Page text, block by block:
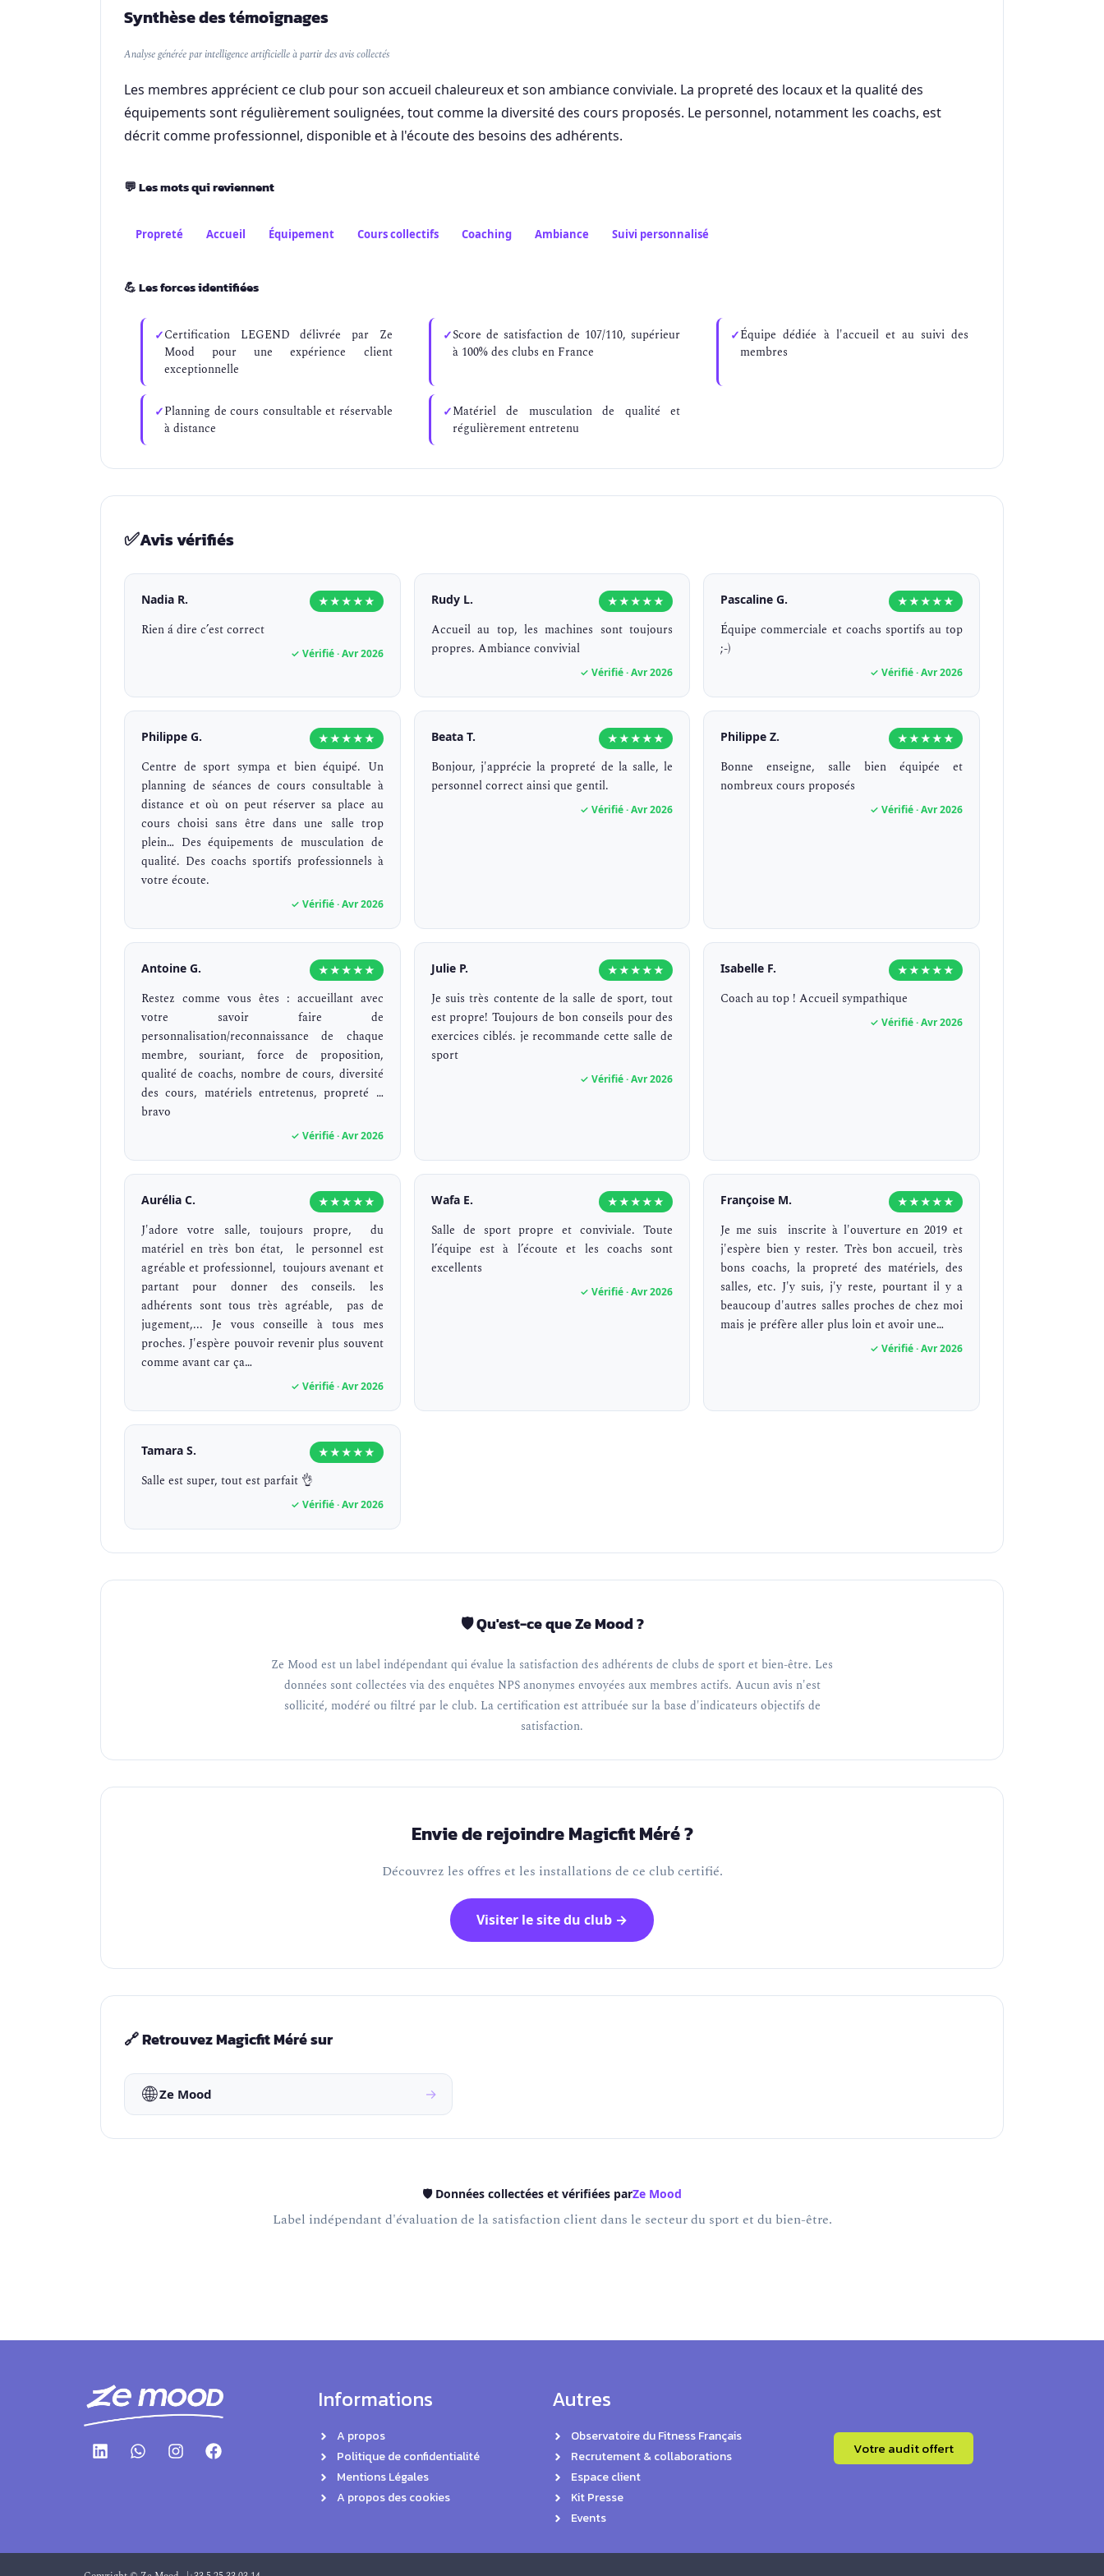
Synthèse des témoignages
Analyse générée par intelligence artificielle à partir des avis collectés
Les membres apprécient ce club pour son accueil chaleureux et son ambiance conviviale. La propreté des locaux et la qualité des
équipements sont régulièrement soulignées, tout comme la diversité des cours proposés. Le personnel, notamment les coachs, est
décrit comme professionnel, disponible et à l'écoute des besoins des adhérents.
💬Les mots qui reviennent
Propreté Accueil Équipement Cours collectifs Coaching Ambiance Suivi personnalisé
💪Les forces identifiées
Certification LEGEND délivrée par Ze
Mood pour une expérience client
exceptionnelle
Score de satisfaction de 107/110, supérieur
à 100% des clubs en France
Équipe dédiée à l'accueil et au suivi des
membres
Planning de cours consultable et réservable
à distance
Matériel de musculation de qualité et
régulièrement entretenu
✅Avis vérifiés
Nadia R. ★★★★★
Rien á dire c’est correct
✓ Vérifié · Avr 2026
Rudy L. ★★★★★
Accueil au top, les machines sont toujours
propres. Ambiance convivial
✓ Vérifié · Avr 2026
Pascaline G. ★★★★★
Équipe commerciale et coachs sportifs au top
;-)
✓ Vérifié · Avr 2026
Philippe G. ★★★★★
Centre de sport sympa et bien équipé. Un
planning de séances de cours consultable à
distance et où on peut réserver sa place au
cours choisi sans être dans une salle trop
plein… Des équipements de musculation de
qualité. Des coachs sportifs professionnels à
votre écoute.
✓ Vérifié · Avr 2026
Beata T. ★★★★★
Bonjour, j'apprécie la propreté de la salle, le
personnel correct ainsi que gentil.
✓ Vérifié · Avr 2026
Philippe Z. ★★★★★
Bonne enseigne, salle bien équipée et
nombreux cours proposés
✓ Vérifié · Avr 2026
Antoine G. ★★★★★
Restez comme vous êtes : accueillant avec
votre savoir faire de
personnalisation/reconnaissance de chaque
membre, souriant, force de proposition,
qualité de coachs, nombre de cours, diversité
des cours, matériels entretenus, propreté …
bravo
✓ Vérifié · Avr 2026
Julie P. ★★★★★
Je suis très contente de la salle de sport, tout
est propre! Toujours de bon conseils pour des
exercices ciblés. je recommande cette salle de
sport
✓ Vérifié · Avr 2026
Isabelle F. ★★★★★
Coach au top ! Accueil sympathique
✓ Vérifié · Avr 2026
Aurélia C. ★★★★★
J'adore votre salle, toujours propre, du
matériel en très bon état, le personnel est
agréable et professionnel, toujours avenant et
partant pour donner des conseils. les
adhérents sont tous très agréable, pas de
jugement,... Je vous conseille à tous mes
proches. J'espère pouvoir revenir plus souvent
comme avant car ça…
✓ Vérifié · Avr 2026
Wafa E. ★★★★★
Salle de sport propre et conviviale. Toute
l’équipe est à l’écoute et les coachs sont
excellents
✓ Vérifié · Avr 2026
Françoise M. ★★★★★
Je me suis inscrite à l'ouverture en 2019 et
j'espère bien y rester. Très bon accueil, très
bons coachs, la propreté des matériels, des
salles, etc. J'y suis, j'y reste, pourtant il y a
beaucoup d'autres salles proches de chez moi
mais je préfère aller plus loin et avoir une…
✓ Vérifié · Avr 2026
Tamara S. ★★★★★
Salle est super, tout est parfait 👌
✓ Vérifié · Avr 2026
🛡️ Qu'est-ce que Ze Mood ?
Ze Mood est un label indépendant qui évalue la satisfaction des adhérents de clubs de sport et bien-être. Les
données sont collectées via des enquêtes NPS anonymes envoyées aux membres actifs. Aucun avis n'est
sollicité, modéré ou filtré par le club. La certification est attribuée sur la base d'indicateurs objectifs de
satisfaction.
Envie de rejoindre Magicfit Méré ?
Découvrez les offres et les installations de ce club certifié.
Visiter le site du club →
🔗 Retrouvez Magicfit Méré sur
🌐 Ze Mood →
🛡️ Données collectées et vérifiées parZe Mood
Label indépendant d'évaluation de la satisfaction client dans le secteur du sport et du bien-être.
Informations
A propos
Politique de confidentialité
Mentions Légales
A propos des cookies
Autres
Observatoire du Fitness Français
Recrutement & collaborations
Espace client
Kit Presse
Events
Votre audit offert